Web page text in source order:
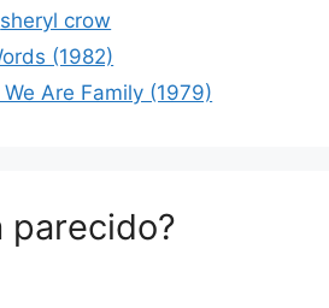
sheryl crow
(1982)
Are Family (1979)
parecido?